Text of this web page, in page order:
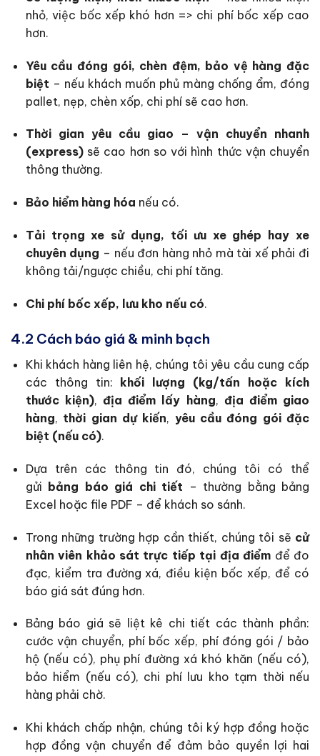
nhỏ, việc bốc xếp khó hơn => chi phí bốc xếp cao
hơn.
Yêu cầu đóng gói, chèn đệm, bảo vệ hàng đặc
biệt – nếu khách muốn phủ màng chống ẩm, đóng
pallet, nẹp, chèn xốp, chi phí sẽ cao hơn.
Thời gian yêu cầu giao – vận chuyển nhanh
(express)sẽ cao hơn so với hình thức vận chuyển
thông thường.
Bảo hiểm hàng hóa nếu có.
Tải trọng xe sử dụng, tối ưu xe ghép hay xe
chuyên dụng – nếu đơn hàng nhỏ mà tài xế phải đi
không tải/ngược chiều, chi phí tăng.
Chi phí bốc xếp, lưu kho nếu có.
4.2 Cách báo giá & minh bạch
Khi khách hàng liên hệ, chúng tôi yêu cầu cung cấp
các thông tin:
khối lượng (kg/tấn hoặc kích
thước kiện),địa điểm lấy hàng, địa điểm giao
hàng, thời gian dự kiến, yêu cầu đóng gói đặc
biệt (nếu có).
Dựa trên các thông tin đó, chúng tôi có thể
gửi bảng báo giá chi tiết – thường bằng bảng
Excel hoặc file PDF – để khách so sánh.
Trong những trường hợp cần thiết, chúng tôi sẽ cử
nhân viên khảo sát trực tiếp tại địa điểm để đo
đạc, kiểm tra đường xá, điều kiện bốc xếp, để có
báo giá sát đúng hơn.
Bảng báo giá sẽ liệt kê chi tiết các thành phần:
cước vận chuyển, phí bốc xếp, phí đóng gói / bảo
hộ (nếu có), phụ phí đường xá khó khăn (nếu có),
bảo hiểm (nếu có), chi phí lưu kho tạm thời nếu
hàng phải chờ.
Khi khách chấp nhận, chúng tôi ký hợp đồng hoặc
hợp đồng vận chuyển để đảm bảo quyền lợi hai